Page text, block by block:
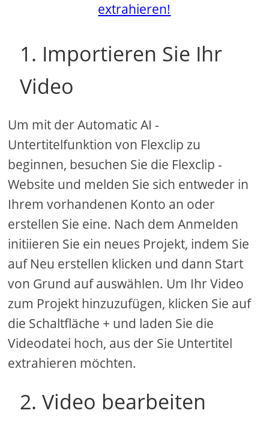
extrahieren!
1. Importieren Sie Ihr
Video
Um mit der Automatic AI -
Untertitelfunktion von Flexclip zu
beginnen, besuchen Sie die Flexclip -
Website und melden Sie sich entweder in
Ihrem vorhandenen Konto an oder
erstellen Sie eine. Nach dem Anmelden
initiieren Sie ein neues Projekt, indem Sie
auf Neu erstellen klicken und dann Start
von Grund auf auswählen. Um Ihr Video
zum Projekt hinzuzufügen, klicken Sie auf
die Schaltfläche + und laden Sie die
Videodatei hoch, aus der Sie Untertitel
extrahieren möchten.
2. Video bearbeiten